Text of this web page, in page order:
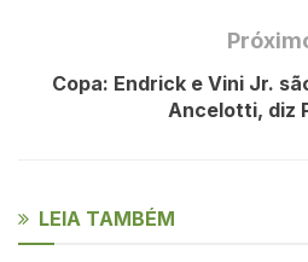
Copa: Endrick e Vini Jr.
Ancelotti, diz
LEIA TAMBÉM